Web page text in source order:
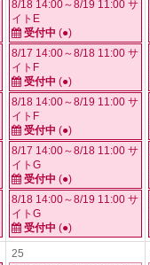
8/18 14:00～8/19 11:00 サ
イトE
受付中 (●)
8/17 14:00～8/18 11:00 サ
イトF
受付中 (●)
8/18 14:00～8/19 11:00 サ
イトF
受付中 (●)
8/17 14:00～8/18 11:00 サ
イトG
受付中 (●)
8/18 14:00～8/19 11:00 サ
イトG
受付中 (●)
25